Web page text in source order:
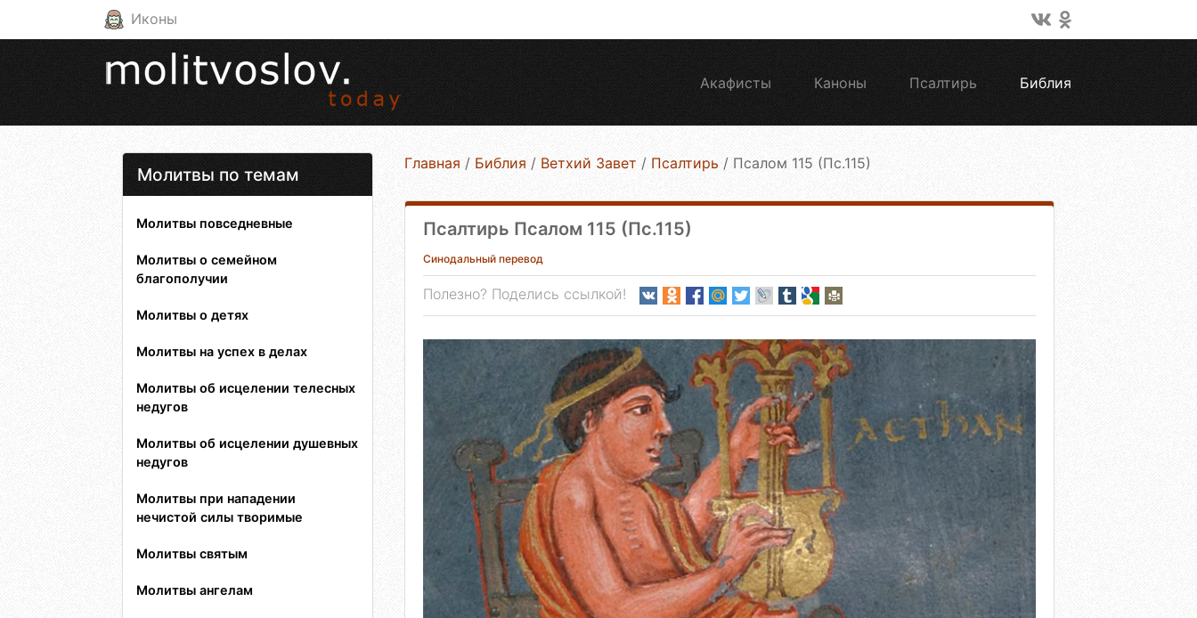
Иконы
Акафисты Каноны Псалтирь Библия
Молитвы по темам
Молитвы повседневные
Молитвы о семейном
благополучии
Молитвы о детях
Молитвы на успех в делах
Молитвы об исцелении телесных
недугов
Молитвы об исцелении душевных
недугов
Молитвы при нападении
нечистой силы творимые
Молитвы святым
Молитвы ангелам
Главная / Библия / Ветхий Завет / Псалтирь / Псалом 115 (Пс.115)
Псалтирь Псалом 115 (Пс.115)
Синодальный перевод
Полезно? Поделись ссылкой!